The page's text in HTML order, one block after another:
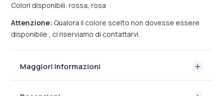
Colori disponibili: rossa, rosa
Attenzione: Qualora il colore scelto non dovesse essere
disponibile , ci riserviamo di contattarvi.
Maggiori Informazioni